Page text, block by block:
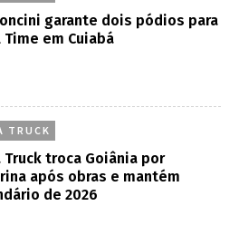
garante dois pódios para
Time em Cuiabá
TRUCK
Truck troca Goiânia por
após obras e mantém
de 2026